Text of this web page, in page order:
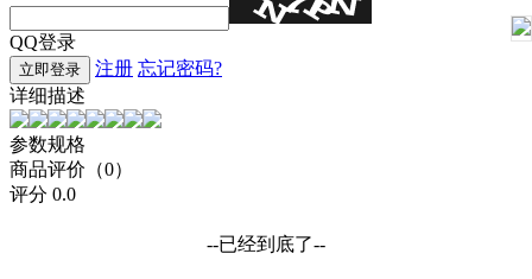
QQ登录
立即登录 注册 忘记密码?
详细描述
参数规格
商品评价（0）
评分 0.0
--已经到底了--